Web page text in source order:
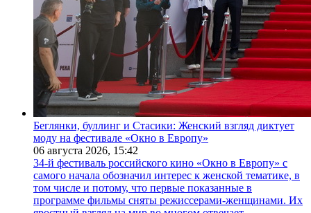
Беглянки, буллинг и Стасики: Женский взгляд диктует
моду на фестивале «Окно в Европу»
06 августа 2026, 15:42
34-й фестиваль российского кино «Окно в Европу» с
самого начала обозначил интерес к женской тематике, в
том числе и потому, что первые показанные в
программе фильмы сняты режиссерами-женщинами. Их